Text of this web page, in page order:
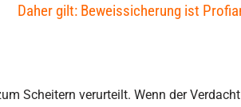
Daher gilt: Beweissicherung ist
Scheitern verurteilt. Wenn der